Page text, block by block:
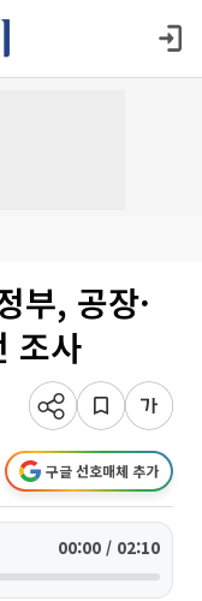
부, 공장·
조사
구글 선호매체 추가
00:00 / 02:10